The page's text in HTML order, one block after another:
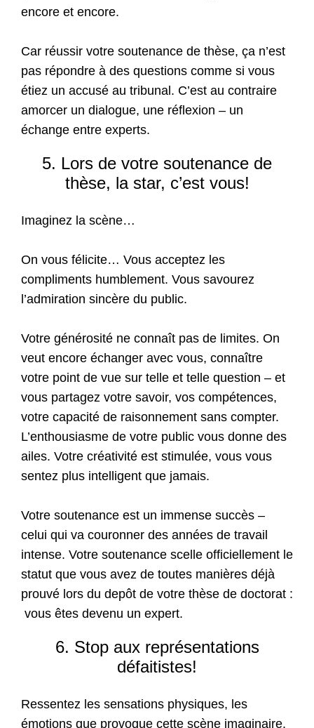
encore et encore.
Car réussir votre soutenance de thèse, ça n’est
pas répondre à des questions comme si vous
étiez un accusé au tribunal. C’est au contraire
amorcer un dialogue, une réflexion – un
échange entre experts.
5. Lors de votre soutenance de
thèse, la star, c’est vous!
Imaginez la scène…
On vous félicite… Vous acceptez les
compliments humblement. Vous savourez
l’admiration sincère du public.
Votre générosité ne connaît pas de limites. On
veut encore échanger avec vous, connaître
votre point de vue sur telle et telle question – et
vous partagez votre savoir, vos compétences,
votre capacité de raisonnement sans compter.
L’enthousiasme de votre public vous donne des
ailes. Votre créativité est stimulée, vous vous
sentez plus intelligent que jamais.
Votre soutenance est un immense succès –
celui qui va couronner des années de travail
intense. Votre soutenance scelle officiellement le
statut que vous avez de toutes manières déjà
prouvé lors du depôt de votre thèse de doctorat :
vous êtes devenu un expert.
6. Stop aux représentations
défaitistes!
Ressentez les sensations physiques, les
émotions que provoque cette scène imaginaire.